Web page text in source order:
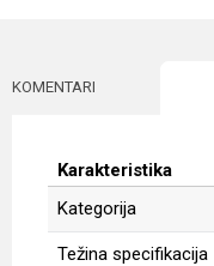
KOMENTARI
Karakteristika
Kategorija
Težina specifikacija